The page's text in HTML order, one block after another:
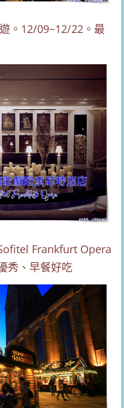
。12/09~12/22。最
Frankfurt Opera
秀、早餐好吃